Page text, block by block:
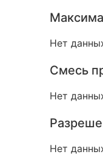
Нет
Смесь
Нет
Нет